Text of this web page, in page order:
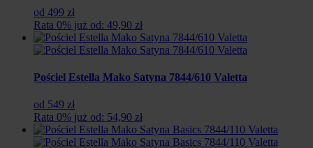
od 499 zł
Rata 0% już od: 49,90 zł
Pościel Estella Mako Satyna 7844/610 Valetta
od 549 zł
Rata 0% już od: 54,90 zł